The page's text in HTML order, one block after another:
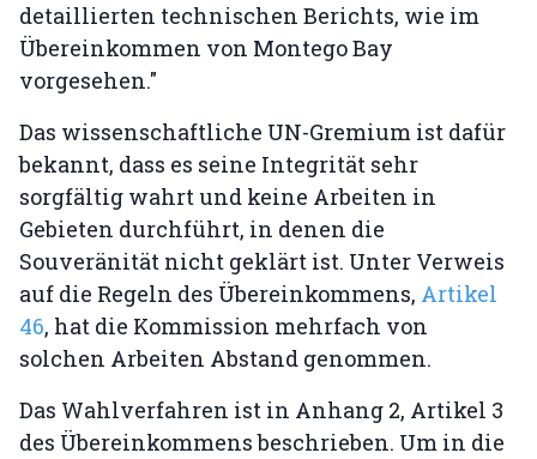
detaillierten technischen Berichts, wie im
Übereinkommen von Montego Bay
vorgesehen."
Das wissenschaftliche UN-Gremium ist dafür
bekannt, dass es seine Integrität sehr
sorgfältig wahrt und keine Arbeiten in
Gebieten durchführt, in denen die
Souveränität nicht geklärt ist. Unter Verweis
auf die Regeln des Übereinkommens, Artikel
46, hat die Kommission mehrfach von
solchen Arbeiten Abstand genommen.
Das Wahlverfahren ist in Anhang 2, Artikel 3
des Übereinkommens beschrieben. Um in die